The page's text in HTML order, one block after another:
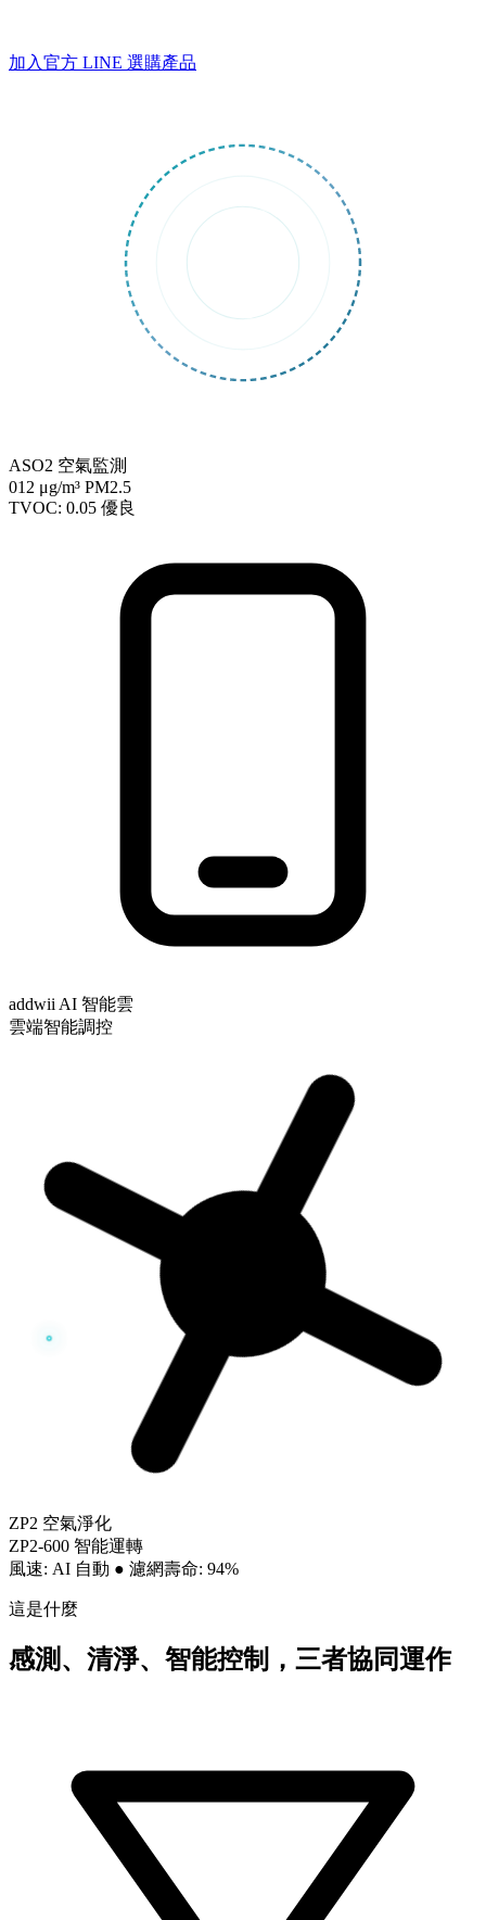
加入官方 LINE 選購產品
ASO2 空氣監測
012 μg/m³ PM2.5
TVOC: 0.05 優良
addwii AI 智能雲
雲端智能調控
ZP2 空氣淨化
ZP2-600 智能運轉
風速: AI 自動 ● 濾網壽命: 94%
這是什麼
感測、清淨、智能控制，三者協同運作